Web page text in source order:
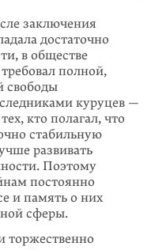
заключения
достаточно
в обществе
полной,
сво­боды
куруцев —
кто полагал, что
стабильную
развивать
Поэтому
постоянно
и память о них
сферы.
торжественно